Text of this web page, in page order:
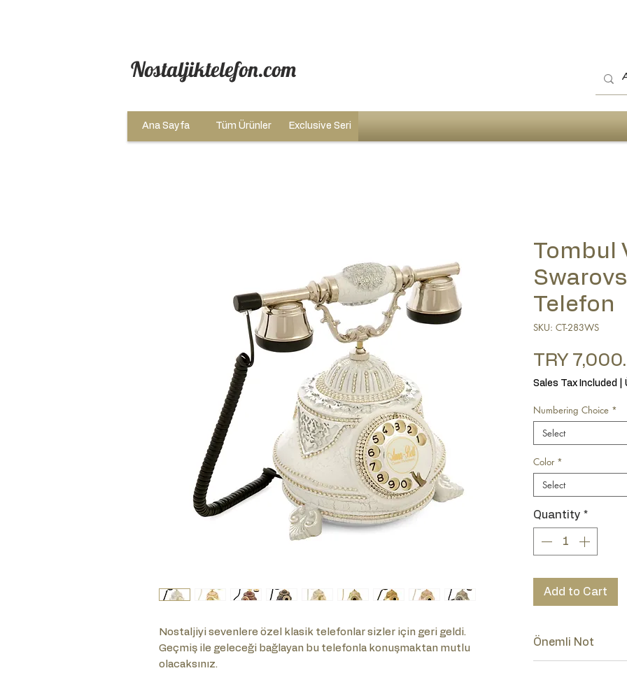
Nostaljiktelefon.com
Ana Sayfa Tüm Ürünler Exclusive Seri
Nostaljiyi sevenlere özel klasik telefonlar sizler için geri geldi.
Geçmiş ile geleceği bağlayan bu telefonla konuşmaktan mutlu
olacaksınız.
Tombul
Telefon
SKU: CT-283WS
TRY
Sales Tax Included
Numbering Choice *
Select
Color *
Select
Quantity *
Add to Cart
Önemli Not